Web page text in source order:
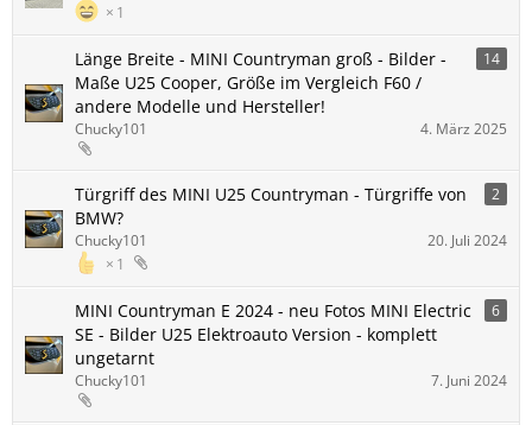
1
Länge Breite - MINI Countryman groß - Bilder -
Maße U25 Cooper, Größe im Vergleich F60 /
andere Modelle und Hersteller!
14
Chucky101 4. März 2025
Türgriff des MINI U25 Countryman - Türgriffe von
BMW?
2
1
Chucky101 20. Juli 2024
MINI Countryman E 2024 - neu Fotos MINI Electric
SE - Bilder U25 Elektroauto Version - komplett
ungetarnt
6
Chucky101 7. Juni 2024